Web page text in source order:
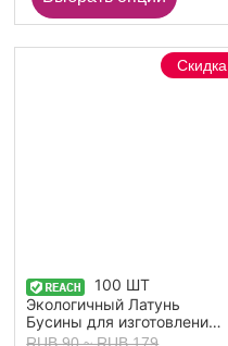
Примерно 1.5x1.2мм, 2
ШТ
100 ШТ
Экологичный Латунь
Бусины для изготовления
ювелирных изделий
Скидка